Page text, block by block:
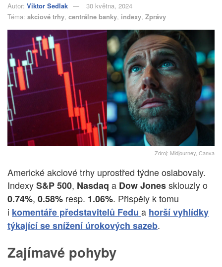
Autor: Viktor Sedlak
30 května, 2024
Téma: akciové trhy, centrálne banky, indexy, Zprávy
Zdroj: Midjourney, Canva
Americké akciové trhy uprostřed týdne oslabovaly.
IndexyS&P 500, Nasdaq a Dow Jonessklouzly o
0.74%, 0.58% resp. 1.06%. Přispěly k tomu
i komentáře představitelů Fedu a horší vyhlídky
týkající se snížení úrokových sazeb.
Zajímavé pohyby